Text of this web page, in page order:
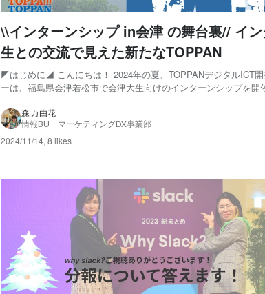
\\インターンシップ in会津 の舞台裏// インターン
生との交流で見えた新たなTOPPAN
◤はじめに◢ こんにちは！ 2024年の夏、TOPPANデジタルICT開
ーは、福島県会津若松市で会津大生向けのインターンシップを開
準備段階から本番の様子、インターン生との交流で感じたことな
な体験談を主催社目線でお届けしま...
森 万由花
情報BU マーケティングDX事業部
2024/11/14, 8 likes